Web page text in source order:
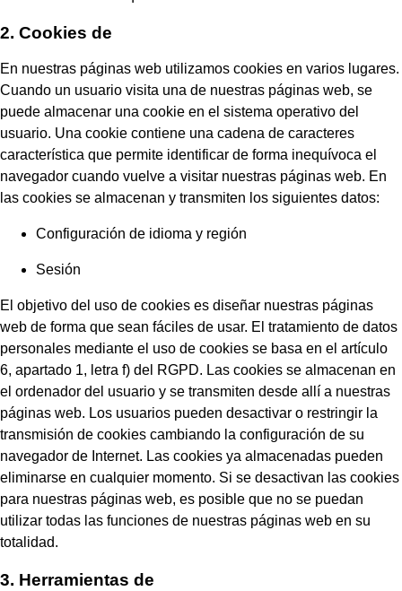
2. Cookies de
En nuestras páginas web utilizamos cookies en varios lugares.
Cuando un usuario visita una de nuestras páginas web, se
puede almacenar una cookie en el sistema operativo del
usuario. Una cookie contiene una cadena de caracteres
característica que permite identificar de forma inequívoca el
navegador cuando vuelve a visitar nuestras páginas web. En
las cookies se almacenan y transmiten los siguientes datos:
Configuración de idioma y región
Sesión
El objetivo del uso de cookies es diseñar nuestras páginas
web de forma que sean fáciles de usar. El tratamiento de datos
personales mediante el uso de cookies se basa en el artículo
6, apartado 1, letra f) del RGPD. Las cookies se almacenan en
el ordenador del usuario y se transmiten desde allí a nuestras
páginas web. Los usuarios pueden desactivar o restringir la
transmisión de cookies cambiando la configuración de su
navegador de Internet. Las cookies ya almacenadas pueden
eliminarse en cualquier momento. Si se desactivan las cookies
para nuestras páginas web, es posible que no se puedan
utilizar todas las funciones de nuestras páginas web en su
totalidad.
3. Herramientas de